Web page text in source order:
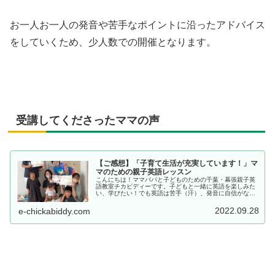
お一人お一人の発音や苦手なポイントに沿ったアドバイス
をしていくため、少人数での開催となります。
受講してくださったママの声
【ご感想】「子育て生活が充実しています！」マ
マのための親子英語レッスン
こんにちは！ママパパと子どものための千葉・幕張親子英
語教室チカビディーです。子どもと一緒に英語を楽しみた
い、学びたい！でも英語は苦手（汗）、発音に自信がない
e-chickabiddy.com 2022.09.28